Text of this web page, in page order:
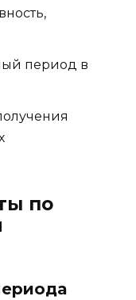
период в
по